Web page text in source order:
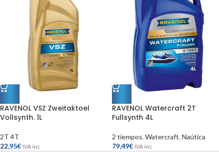
RAVENOL VSZ Zweitaktoel
Vollsynth. 1L
2T 4T
22,95€ IVA inc
RAVENOL Watercraft 2T
Fullsynth 4L
2 tiempos, Watercraft, Naútica
79,49€ IVA inc